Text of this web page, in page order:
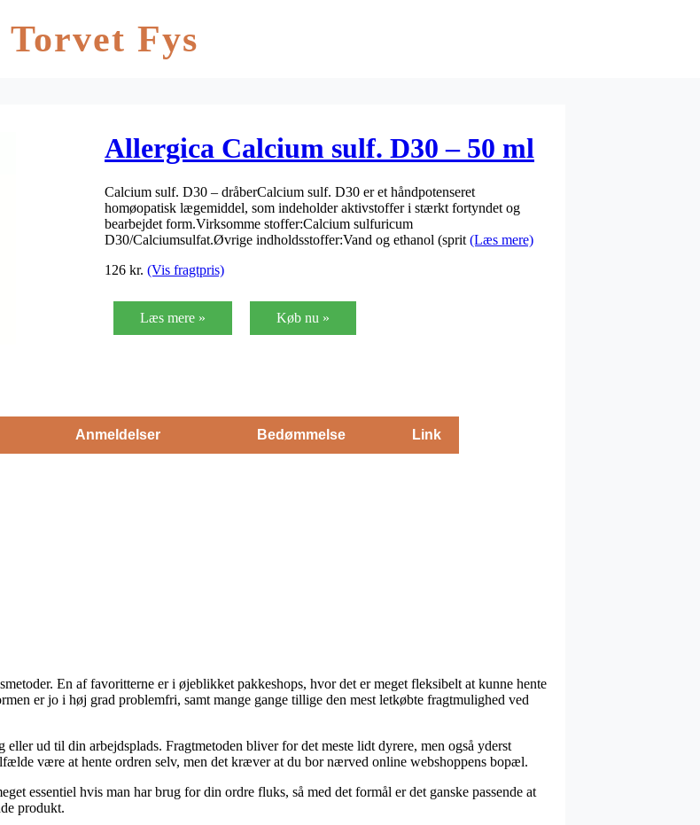
Torvet Fys
Allergica Calcium sulf. D30 – 50 ml
Calcium sulf. D30 – dråberCalcium sulf. D30 er et håndpotenseret
homøopatisk lægemiddel, som indeholder aktivstoffer i stærkt fortyndet og
bearbejdet form.Virksomme stoffer:Calcium sulfuricum
D30/Calciumsulfat.Øvrige indholdsstoffer:Vand og ethanol (sprit (Læs mere)
126 kr. (Vis fragtpris)
Læs mere » Køb nu »
Anmeldelser Bedømmelse Link
En af favoritterne er i øjeblikket pakkeshops, hvor det er meget fleksibelt at kunne hente
er jo i høj grad problemfri, samt mange gange tillige den mest letkøbte fragtmulighed ved
ud til din arbejdsplads. Fragtmetoden bliver for det meste lidt dyrere, men også yderst
være at hente ordren selv, men det kræver at du bor nærved online webshoppens bopæl.
essentiel hvis man har brug for din ordre fluks, så med det formål er det ganske passende at
produkt.